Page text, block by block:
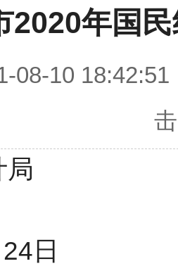
2020年国
08-10
局
日